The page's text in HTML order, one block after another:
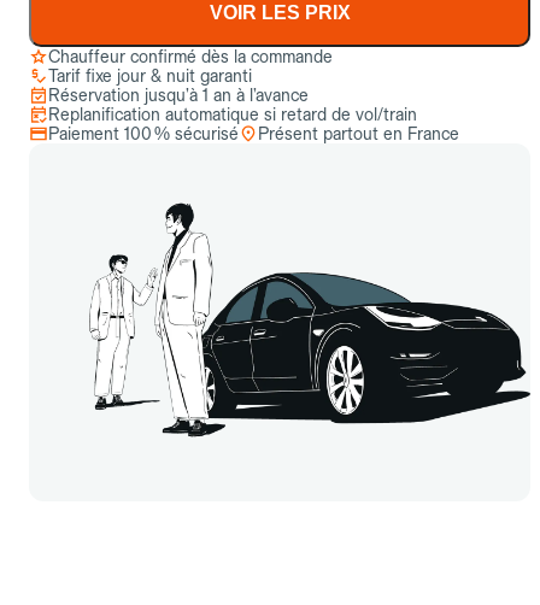
VOIR LES PRIX
Chauffeur confirmé dès la commande
Tarif fixe jour & nuit garanti
Réservation jusqu’à 1 an à l’avance
Replanification automatique si retard de vol/train
Paiement 100 % sécurisé
Présent partout en France